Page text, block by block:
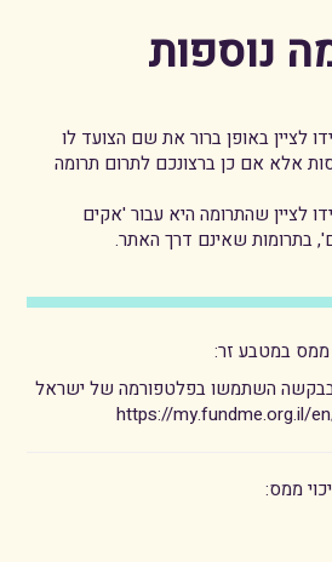
נוספות
לציין באופן ברור את שם הצועד לו
אלא אם כן ברצונכם לתרום תרומה
לציין שהתרומה היא עבור 'אקים
בתרומות שאינם דרך האתר.
ממס במטבע זר:
השתמשו בפלטפורמה של ישראל
ממס: